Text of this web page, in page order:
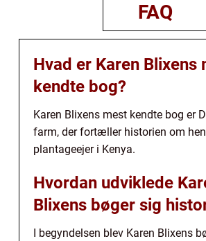
FAQ
Hvad er Karen Blixens
kendte bog?
Karen Blixens mest kendte bog er
farm, der fortæller historien om
plantageejer i Kenya.
Hvordan udviklede
Blixens bøger sig
I begyndelsen blev Karen Blixens